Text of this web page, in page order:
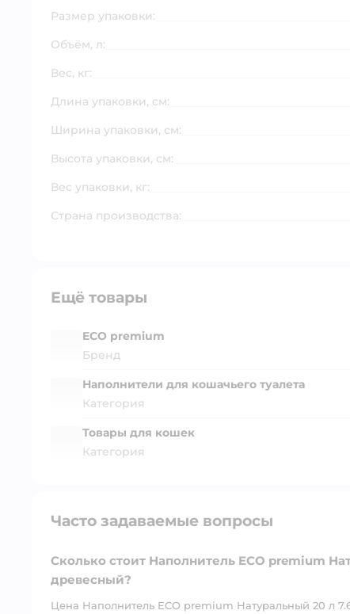
Размер упаковки:
Объём, л:
Вес, кг:
Длина упаковки, см:
Ширина упаковки, см:
Высота упаковки, см:
Вес упаковки, кг:
Страна производства:
Ещё товары
ECO premium
Бренд
Наполнители для кошачьего туалета
Категория
Товары для кошек
Категория
Часто задаваемые вопросы
Сколько стоит Наполнитель ECO premium
древесный?
Цена Наполнитель ECO premium Натуральный 20 л